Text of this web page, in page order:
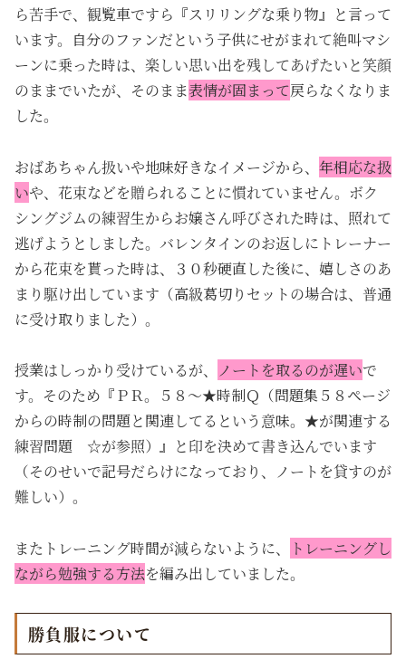
ら苦手で、観覧車ですら『スリリングな乗り物』と言って
います。自分のファンだという子供にせがまれて絶叫マシ
ーンに乗った時は、楽しい思い出を残してあげたいと笑顔
のままでいたが、そのまま表情が固まって戻らなくなりま
した。
おばあちゃん扱いや地味好きなイメージから、 年相応な扱
いや、花束などを贈られることに慣れていません。ボク
シングジムの練習生からお嬢さん呼びされた時は、照れて
逃げようとしました。バレンタインのお返しにトレーナー
から花束を貰った時は、３０秒硬直した後に、嬉しさのあ
まり駆け出しています（高級葛切りセットの場合は、普通
に受け取りました）。
授業はしっかり受けているが、 ノートを取るのが遅いで
す。そのため『ＰＲ。５８～★時制Ｑ（問題集５８ページ
からの時制の問題と関連してるという意味。★が関連する
練習問題 ☆が参照）』と印を決めて書き込んでいます
（そのせいで記号だらけになっており、ノートを貸すのが
難しい）。
またトレーニング時間が減らないように、
トレーニングし
ながら勉強する方法を編み出していました。
勝負服について